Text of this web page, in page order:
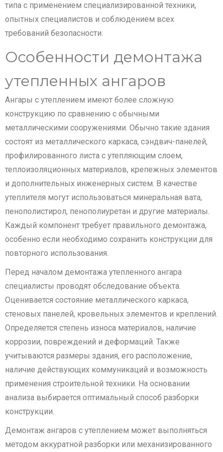
типа с применением специализированной техники,
опытных специалистов и соблюдением всех
требований безопасности.
Особенности демонтажа
утепленных ангаров
Ангары с утеплением имеют более сложную
конструкцию по сравнению с обычными
металлическими сооружениями. Обычно такие здания
состоят из металлического каркаса, сэндвич-панелей,
профилированного листа с утепляющим слоем,
теплоизоляционных материалов, крепежных элементов
и дополнительных инженерных систем. В качестве
утеплителя могут использоваться минеральная вата,
пенополистирол, пенополиуретан и другие материалы.
Каждый компонент требует правильного демонтажа,
особенно если необходимо сохранить конструкции для
повторного использования.
Перед началом демонтажа утепленного ангара
специалисты проводят обследование объекта.
Оценивается состояние металлического каркаса,
стеновых панелей, кровельных элементов и креплений.
Определяется степень износа материалов, наличие
коррозии, повреждений и деформаций. Также
учитываются размеры здания, его расположение,
наличие действующих коммуникаций и возможность
применения строительной техники. На основании
анализа выбирается оптимальный способ разборки
конструкции.
Демонтаж ангаров с утеплением может выполняться
методом аккуратной разборки или механизированного